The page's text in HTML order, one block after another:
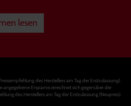
lesen
des Herstellers am Tag der Erstzulassung).
angegebene Ersparnis errechnet sich gegenüber der
des Herstellers am Tag der Erstzulassung (Neupreis).